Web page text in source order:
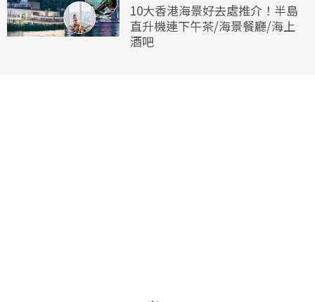
10大香港海景好去處推介！半島
直升機連下午茶/海景餐廳/海上
酒吧